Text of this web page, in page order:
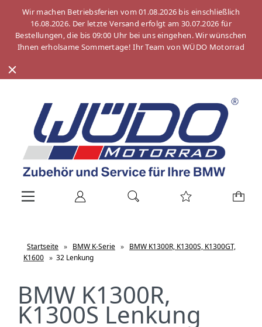
Wir machen Betriebsferien vom 01.08.2026 bis einschließlich
16.08.2026. Der letzte Versand erfolgt am 30.07.2026 für
Bestellungen, die bis 09:00 Uhr bei uns eingehen. Wir wünschen
Ihnen erholsame Sommertage! Ihr Team von WÜDO Motorrad
Startseite » BMW K-Serie » BMW K1300R, K1300S, K1300GT,
K1600 » 32 Lenkung
BMW K1300R,
K1300S Lenkung